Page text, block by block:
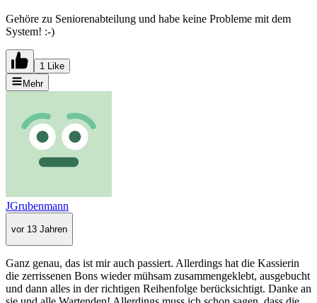
Gehöre zu Seniorenabteilung und habe keine Probleme mit dem
System! :-)
1 Like
Mehr
JGrubenmann
vor 13 Jahren
Ganz genau, das ist mir auch passiert. Allerdings hat die Kassierin
die zerrissenen Bons wieder mühsam zusammengeklebt, ausgebucht
und dann alles in der richtigen Reihenfolge berücksichtigt. Danke an